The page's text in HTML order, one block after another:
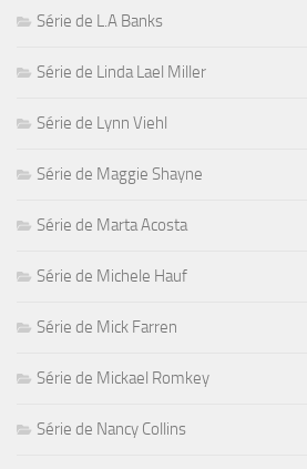
Série de L.A Banks
Série de Linda Lael Miller
Série de Lynn Viehl
Série de Maggie Shayne
Série de Marta Acosta
Série de Michele Hauf
Série de Mick Farren
Série de Mickael Romkey
Série de Nancy Collins